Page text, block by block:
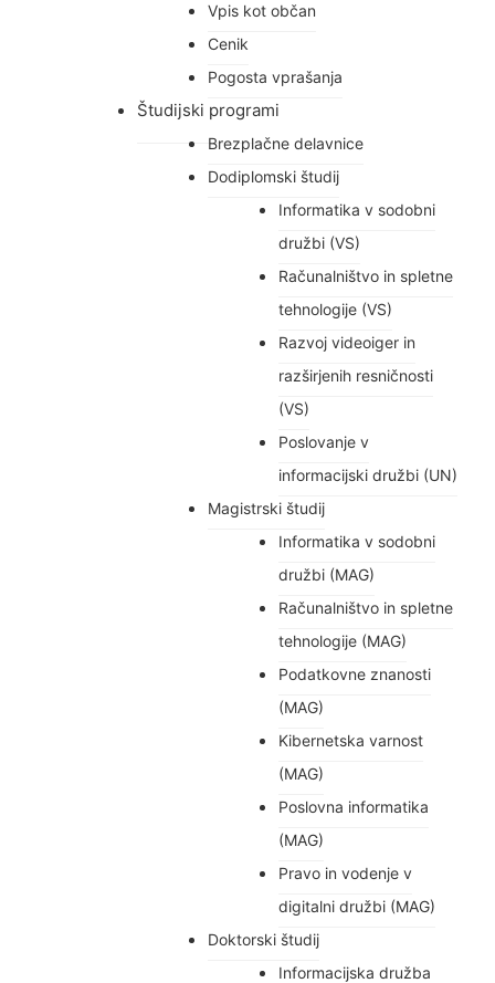
Vpis kot občan
Cenik
Pogosta vprašanja
Študijski programi
Brezplačne delavnice
Dodiplomski študij
Informatika v sodobni
družbi (VS)
Računalništvo in spletne
tehnologije (VS)
Razvoj videoiger in
razširjenih resničnosti
(VS)
Poslovanje v
informacijski družbi (UN)
Magistrski študij
Informatika v sodobni
družbi (MAG)
Računalništvo in spletne
tehnologije (MAG)
Podatkovne znanosti
(MAG)
Kibernetska varnost
(MAG)
Poslovna informatika
(MAG)
Pravo in vodenje v
digitalni družbi (MAG)
Doktorski študij
Informacijska družba